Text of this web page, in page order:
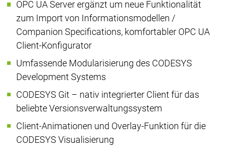
OPC UA Server ergänzt um neue Funktionalität
zum Import von Informationsmodellen /
Companion Specifications, komfortabler OPC UA
Client-Konfigurator
Umfassende Modularisierung des CODESYS
Development Systems
CODESYS Git – nativ integrierter Client für das
beliebte Versionsverwaltungssystem
Client-Animationen und Overlay-Funktion für die
CODESYS Visualisierung